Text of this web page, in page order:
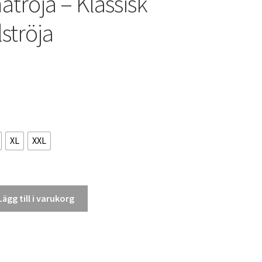
XL XXL
till i varukorg